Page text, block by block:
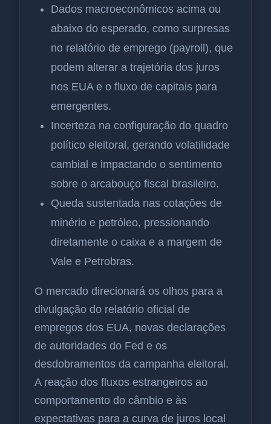
Dados macroeconômicos acima ou
abaixo do esperado, como surpresas
no relatório de emprego (payroll), que
podem alterar a trajetória dos juros
nos EUA e o fluxo de capitais para
emergentes.
Incerteza na configuração do quadro
político eleitoral, gerando volatilidade
cambial e impactando o sentimento
sobre o arcabouço fiscal brasileiro.
Queda sustentada nas cotações de
minério e petróleo, pressionando
diretamente o caixa e a margem de
Vale e Petrobras.
O mercado direcionará os olhos para a
divulgação do relatório oficial de
empregos dos EUA, novas declarações
de autoridades do Fed e os
desdobramentos da campanha eleitoral.
A reação dos fluxos estrangeiros ao
comportamento do câmbio e às
expectativas para a curva de juros local